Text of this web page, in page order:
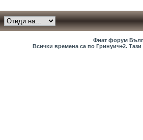
Фиат форум
Всички времена са по Гринуич+2. Тази